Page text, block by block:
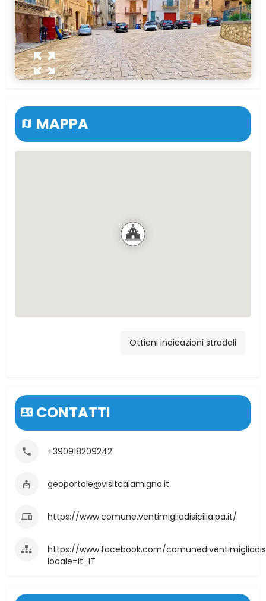
MAPPA
Ottieni indicazioni stradali
CONTATTI
+390918209242
geoportale@visitcalamigna.it
https://www.comune.ventimigliadisicilia.pa.it/
https://www.facebook.com/
locale=it_IT